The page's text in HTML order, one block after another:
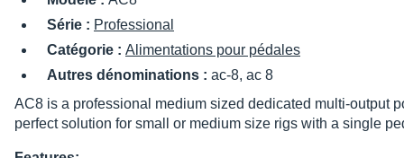
Série : Professional
Catégorie : Alimentations pour pédales
Autres dénominations : ac-8, ac 8
AC8 is a professional medium sized dedicated multi-output
perfect solution for small or medium size rigs with a single